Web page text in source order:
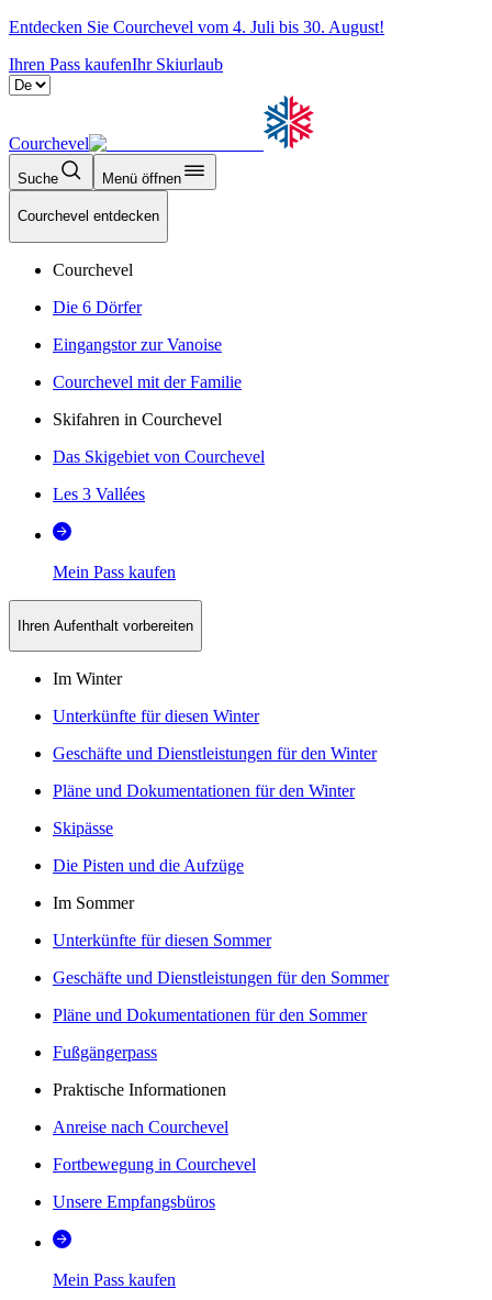
Entdecken Sie Courchevel vom 4. Juli bis 30. August!
Ihren Pass kaufenIhr Skiurlaub
Courchevel
Suche Menü öffnen
Courchevel entdecken
Courchevel
Die 6 Dörfer
Eingangstor zur Vanoise
Courchevel mit der Familie
Skifahren in Courchevel
Das Skigebiet von Courchevel
Les 3 Vallées
Mein Pass kaufen
Ihren Aufenthalt vorbereiten
Im Winter
Unterkünfte für diesen Winter
Geschäfte und Dienstleistungen für den Winter
Pläne und Dokumentationen für den Winter
Skipässe
Die Pisten und die Aufzüge
Im Sommer
Unterkünfte für diesen Sommer
Geschäfte und Dienstleistungen für den Sommer
Pläne und Dokumentationen für den Sommer
Fußgängerpass
Praktische Informationen
Anreise nach Courchevel
Fortbewegung in Courchevel
Unsere Empfangsbüros
Mein Pass kaufen